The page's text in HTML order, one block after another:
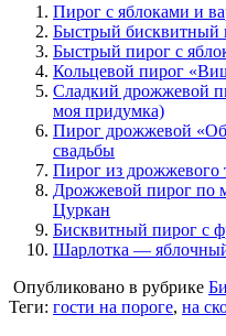
Пирог с яблоками и
Быстрый бисквитный
Быстрый пирог с
Кольцевой пирог
Сладкий дрожжевой
моя придумка)
Пирог дрожжевой
свадьбы
Пирог из дрожжевого
Дрожжевой пирог по
Цуркан
Бисквитный пирог с
Шарлотка —
Опубликовано в рубрике
Теги: гости на пороге, на